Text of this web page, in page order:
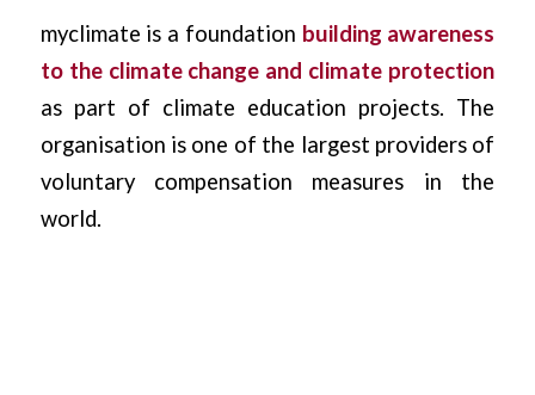
myclimate is a foundation building awareness
to the climate change and climate protection
as part of climate education projects. The
organisation is one of the largest providers of
voluntary compensation measures in the
world.